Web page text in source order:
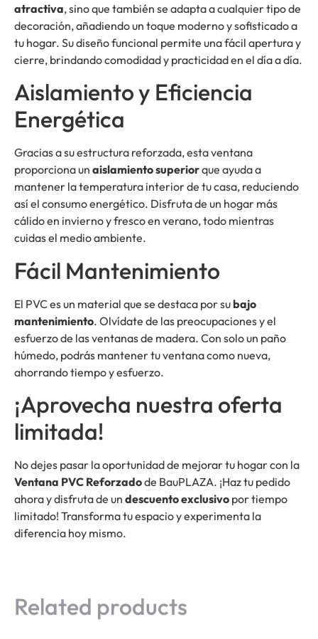
atractiva, sino que también se adapta a cualquier tipo de
decoración, añadiendo un toque moderno y sofisticado a
tu hogar. Su diseño funcional permite una fácil apertura y
cierre, brindando comodidad y practicidad en el día a día.
Aislamiento y Eficiencia
Energética
Gracias a su estructura reforzada, esta ventana
proporciona un aislamiento superiorque ayuda a
mantener la temperatura interior de tu casa, reduciendo
así el consumo energético. Disfruta de un hogar más
cálido en invierno y fresco en verano, todo mientras
cuidas el medio ambiente.
Fácil Mantenimiento
El PVC es un material que se destaca por subajo
mantenimiento. Olvídate de las preocupaciones y el
esfuerzo de las ventanas de madera. Con solo un paño
húmedo, podrás mantener tu ventana como nueva,
ahorrando tiempo y esfuerzo.
¡Aprovecha nuestra oferta
limitada!
No dejes pasar la oportunidad de mejorar tu hogar con la
Ventana PVC Reforzadode BauPLAZA. ¡Haz tu pedido
ahora y disfruta de un descuento exclusivo por tiempo
limitado! Transforma tu espacio y experimenta la
diferencia hoy mismo.
Related products